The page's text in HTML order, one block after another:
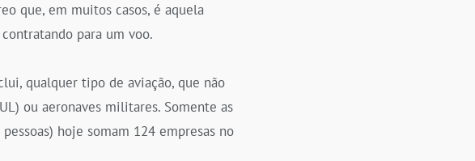
que, em muitos casos, é aquela
para um voo.
qualquer tipo de aviação, que não
ou aeronaves militares. Somente as
hoje somam 124 empresas no